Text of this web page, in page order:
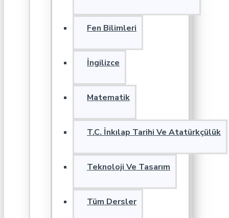
Fen Bilimleri
İngilizce
Matematik
T.C. İnkılap Tarihi Ve Atatürkçülük
Teknoloji Ve Tasarım
Tüm Dersler